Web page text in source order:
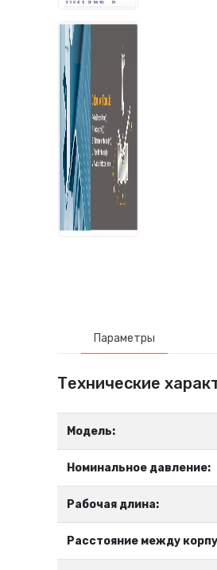
Параметры
Технические
Модель:
Номинальное давление:
Рабочая длина:
Расстояние между